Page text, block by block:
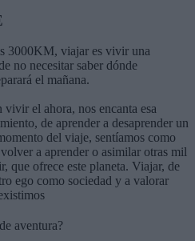
3000KM, viajar es vivir una
no necesitar saber dónde
el mañana.
el ahora, nos encanta esa
de aprender a desaprender un
del viaje, sentíamos como
a aprender o asimilar otras mil
que ofrece este planeta. Viajar, de
ego como sociedad y a valorar
aventura?